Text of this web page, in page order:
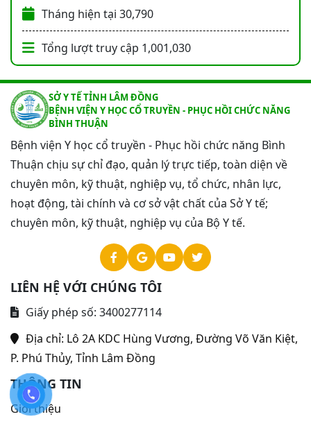
Tháng hiện tại 30,790
Tổng lượt truy cập 1,001,030
SỞ Y TẾ TỈNH LÂM ĐỒNG
BỆNH VIỆN Y HỌC CỔ TRUYỀN - PHỤC HỒI CHỨC NĂNG
BÌNH THUẬN
Bệnh viện Y học cổ truyền - Phục hồi chức năng Bình
Thuận chịu sự chỉ đạo, quản lý trực tiếp, toàn diện về
chuyên môn, kỹ thuật, nghiệp vụ, tổ chức, nhân lực,
hoạt động, tài chính và cơ sở vật chất của Sở Y tế;
chuyên môn, kỹ thuật, nghiệp vụ của Bộ Y tế.
LIÊN HỆ VỚI CHÚNG TÔI
Giấy phép số: 3400277114
Địa chỉ: Lô 2A KDC Hùng Vương, Đường Võ Văn Kiệt,
P. Phú Thủy, Tỉnh Lâm Đồng
THÔNG TIN
Giới thiệu